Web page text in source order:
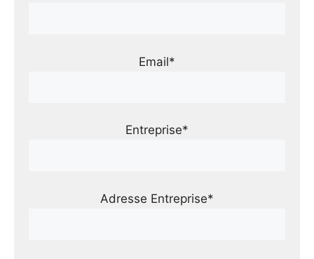
Email*
Entreprise*
Adresse Entreprise*